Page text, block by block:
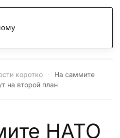
коротко
На саммите
на второй план
НАТО